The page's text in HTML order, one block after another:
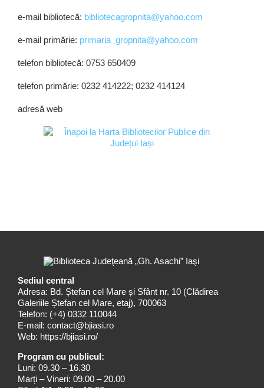
e-mail bibliotecă: bibliotecagropnita@yahoo.com
e-mail primărie: primaria gropnita@yahoo.com
telefon bibliotecă: 0753 650409
telefon primărie: 0232 414222; 0232 414124
adresă web
Sediul central
Adresa: Bd. Ștefan cel Mare și Sfânt nr. 10 (Clădirea
Galeriile Ștefan cel Mare, etaj), 700063
Telefon: (+4) 0332 110044
E-mail: contact@bjiasi.ro
Web: https://bjiasi.ro/
Program cu publicul:
Luni: 09.30 – 16.30
Marți – Vineri: 09.00 – 20.00